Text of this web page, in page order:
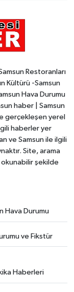
Restoranları
Kültürü -Samsun
Hava Durumu
haber | Samsun
gerçekleşen yerel
haberler yer
ve Samsun ile ilgili
Site, arama
şekilde
Hava Durumu
ve Fikstür
Haberleri